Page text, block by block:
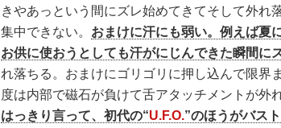
きやあっという間にズレ始めてきてそして外れ
集中できない。 おまけに汗にも弱い。例えば夏
お供に使おうとしても汗がにじんできた瞬間に
れ落ちる。おまけにゴリゴリに押し込んで限界
度は内部で磁石が負けて舌アタッチメントが外
はっきり言って、初代の“U.F.O.”のほうがバス